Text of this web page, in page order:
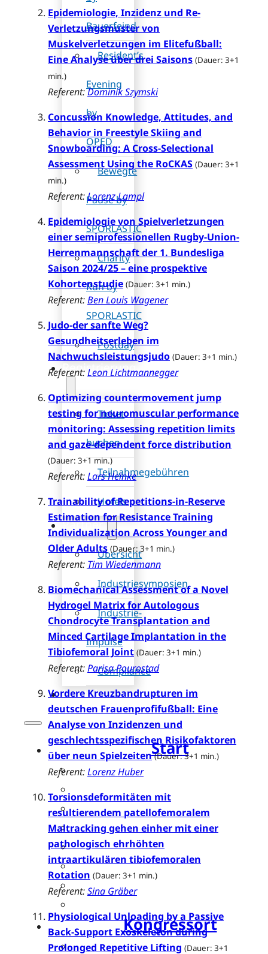
Bauerfeind
Resident’s
Evening
by
OPED
Bewegte
Pause by
SPORLASTIC
Charity
Run by
SPORLASTIC
Postday
Registrierung
Ticket
buchen
Teilnahmegebühren
Hotels
Partner
Übersicht
Industriesymposien
Industrie-
Impulse
Compliance
Kontakt
Start
Fotos 41. GOTS-Kongress
Kongressteam
Kongressmotto „MOVE“
Kongress-Highlights
42. GOTS-Kongress 2027 in
Downloads
Kongressort
OsnabrückHalle
Epidemiologie, Inzidenz und Re-
Verletzungsmuster von
Muskelverletzungen im Elitefußball:
Eine Analyse über drei Saisons (Dauer: 3+1
min.)
Referent:Dominik Szymski
Concussion Knowledge, Attitudes, and
Behavior in Freestyle Skiing and
Snowboarding: A Cross-Selectional
Assessment Using the RoCKAS (Dauer: 3+1
min.)
Referent:Lorenz Lampl
Epidemiologie von Spielverletzungen
einer semiprofessionellen Rugby-Union-
Herrenmannschaft der 1. Bundesliga
Saison 2024/25 – eine prospektive
Kohortenstudie (Dauer: 3+1 min.)
Referent:Ben Louis Wagener
Judo-der sanfte Weg?
Gesundheitserleben im
Nachwuchsleistungsjudo (Dauer: 3+1 min.)
Referent:Leon Lichtmannegger
Optimizing countermovement jump
testing for neuromuscular performance
monitoring: Assessing repetition limits
and gaze-dependent force distribution
(Dauer: 3+1 min.)
Referent:Lars Heinke
Trainability of Repetitions-in-Reserve
Estimation for Resistance Training
Individualization Across Younger and
Older Adults (Dauer: 3+1 min.)
Referent: Tim Wiedenmann
Biomechanical Assessment of a Novel
Hydrogel Matrix for Autologous
Chondrocyte Transplantation and
Minced Cartilage Implantation in the
Tibiofemoral Joint (Dauer: 3+1 min.)
Referent:Parisa Pourostad
Vordere Kreuzbandrupturen im
deutschen Frauenprofifußball: Eine
Analyse von Inzidenzen und
geschlechtsspezifischen Risikofaktoren
über neun Spielzeiten (Dauer: 3+1 min.)
Referent:Lorenz Huber
Torsionsdeformitäten mit
resultierendem patellofemoralem
Maltracking gehen einher mit einer
pathologisch ehrhöhten
intraartikulären tibiofemoralen
Rotation (Dauer: 3+1 min.)
Referent:Sina Gräber
Physiological Unloading by a Passive
Back-Support Exoskeleton during
Prolonged Repetitive Lifting (Dauer: 3+1